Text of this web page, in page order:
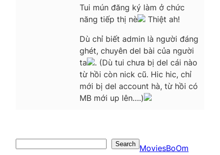
Tui mún đăng ký làm ở chức
năng tiếp thị nè
Thiệt ah!
Dù chỉ biết admin là người đáng
ghét, chuyên del bài của người
ta
. (Dù tui chưa bị del cái nào
từ hồi còn nick cũ. Hic hic, chỉ
mới bị del account hà, từ hồi có
MB mới up lên….)
Search MoviesBoOm